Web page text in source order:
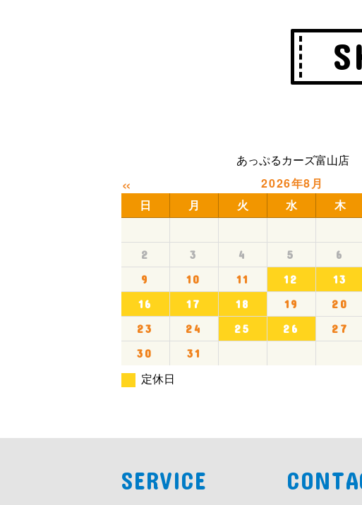
あっぷるカーズ富山店
« 2026年8月
日 月 火 水 木
2
3 4 5 6
9
10 11 12 13
16
17 18 19 20
23
24 25 26 27
30
31
定休日
SERVICE